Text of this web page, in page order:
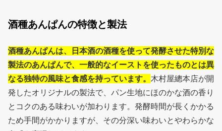
酒種あんぱんの特徴と製法
酒種あんぱんは、日本酒の酒種を使って発酵させた特別な
製法のあんぱんで、一般的なイーストを使ったものとは異
なる独特の風味と食感を持っています。 木村屋總本店が開
発したオリジナルの製法で、パン生地にほのかな酒の香り
とコクのある味わいが加わります。発酵時間が長くかかる
ため手間がかかりますが、その分深い味わいとやわらかな